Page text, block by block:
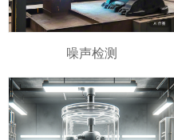
噪声检测